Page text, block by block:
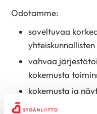
Odotamme:
soveltuvaa
vahvaa
kokemusta
kokemusta ja